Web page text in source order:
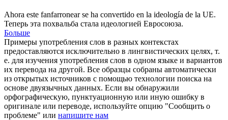
Ahora este fanfarronearse ha convertido en la ideología de la UE.
Теперь эта похвальба стала идеологией Евросоюза.
Больше
Примеры употребления слов в разных контекстах
предоставляются исключительно в лингвистических целях, т.
е. для изучения употребления слов в одном языке и вариантов
их перевода на другой. Все образцы собраны автоматически
из открытых источников с помощью технологии поиска на
основе двуязычных данных. Если вы обнаружили
орфографическую, пунктуационную или иную ошибку в
оригинале или переводе, используйте опцию "Сообщить о
проблеме" или напишите нам